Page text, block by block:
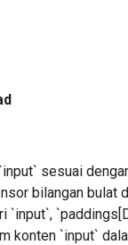
sesuai
bilangan bulat
`input`,
konten `input`